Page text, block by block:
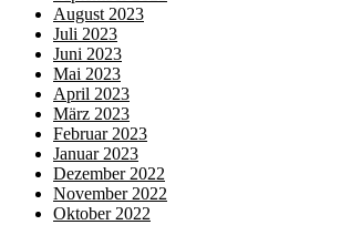
August 2023
Juli 2023
Juni 2023
Mai 2023
April 2023
März 2023
Februar 2023
Januar 2023
Dezember 2022
November 2022
Oktober 2022